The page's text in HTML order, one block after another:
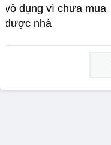
vô dụng vì chưa mua
được nhà